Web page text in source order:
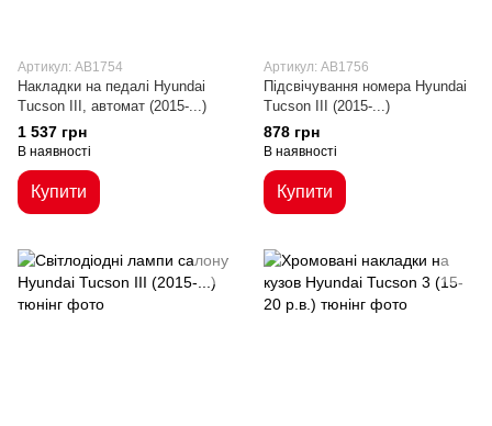
Артикул: AB1754
Накладки на педалі Hyundai
Tucson III, автомат (2015-...)
1 537 грн
В наявності
Купити
Артикул: AB1756
Підсвічування номера Hyundai
Tucson III (2015-...)
878 грн
В наявності
Купити